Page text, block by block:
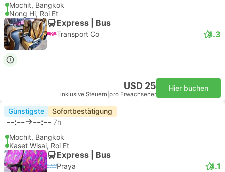
Mochit, Bangkok
Nong Hi, Roi Et
Express | Bus
Transport Co 4.3
USD 25
inklusive Steuern pro Erwachsener
Hier buchen
Günstigste Sofortbestätigung
--:-- --:-- 7h
Mochit, Bangkok
Kaset Wisai, Roi Et
Express | Bus
Praya 4.1